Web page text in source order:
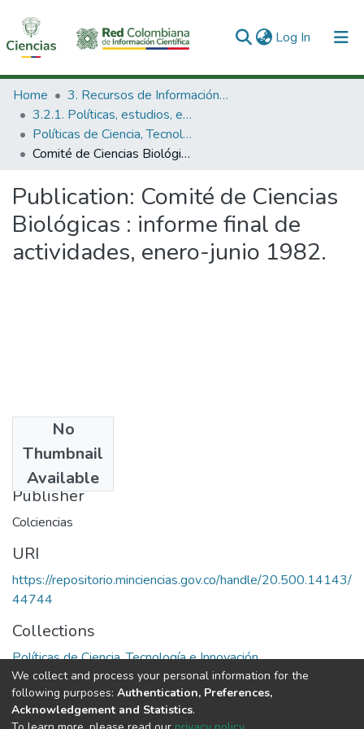
Log In (current)
Communities & Collections
All of DSpace
Statistics
Home
3. Recursos de Información Científica y Tecnológica
3.2.1. Políticas, estudios, evaluaciones e indicadores de CTeI
Políticas de Ciencia, Tecnología e Innovación
Comité de Ciencias Biológicas : informe final de actividades, enero-junio 1982.
Publication: Comité de Ciencias
Biológicas : informe final de
actividades, enero-junio 1982.
No
Thumbnail
Available
1982
Publisher
Colciencias
URI
https://repositorio.minciencias.gov.co/handle/20.500.14143/
44744
Collections
Políticas de Ciencia, Tecnología e Innovación
Full item page
We collect and process your personal information for the
following purposes: Authentication, Preferences,
Acknowledgement and Statistics.